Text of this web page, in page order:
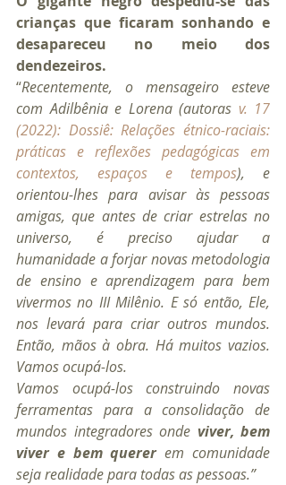
crianças que ficaram sonhando e
desapareceu no meio dos
dendezeiros.
“Recentemente, o mensageiro esteve
com Adilbênia e Lorena (autoras v. 17
(2022): Dossiê: Relações étnico-raciais:
práticas e reflexões pedagógicas em
contextos, espaços e tempos), e
orientou-lhes para avisar às pessoas
amigas, que antes de criar estrelas no
universo, é preciso ajudar a
humanidade a forjar novas metodologia
de ensino e aprendizagem para bem
vivermos no III Milênio. E só então, Ele,
nos levará para criar outros mundos.
Então, mãos à obra. Há muitos vazios.
Vamos ocupá-los.
Vamos ocupá-los construindo novas
ferramentas para a consolidação de
mundos integradores onde viver, bem
viver e bem querer em comunidade
seja realidade para todas as pessoas.”